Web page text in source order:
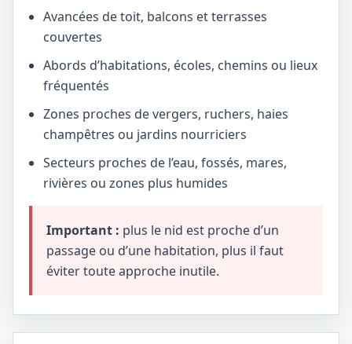
Avancées de toit, balcons et terrasses
couvertes
Abords d’habitations, écoles, chemins ou lieux
fréquentés
Zones proches de vergers, ruchers, haies
champêtres ou jardins nourriciers
Secteurs proches de l’eau, fossés, mares,
rivières ou zones plus humides
Important : plus le nid est proche d’un
passage ou d’une habitation, plus il faut
éviter toute approche inutile.